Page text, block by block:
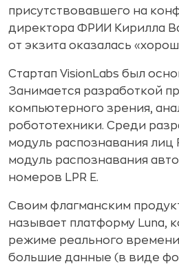
присутствовавшего на
директора ФРИИ Кирилла
от экзита оказалась
Стартап VisionLabs был
Занимается разработкой
компьютерного зрения,
робототехники. Среди
модуль распознавания лиц
модуль распознавания
номеров LPR E.
Своим флагманским
называет платформу Luna,
режиме реального
большие данные (в виде